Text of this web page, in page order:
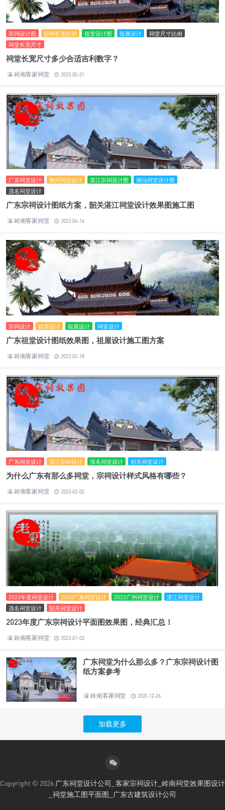
宗祠设计图 宗祠长宽比例 祖堂设计图 祖屋设计
祠堂尺寸比例
祠堂长宽尺寸
祠堂长宽尺寸多少合适吉利数字？
岭南客家祠堂 2023-05-31
广东祠堂设计 梅州祠堂设计 湛江宗祠设计图
潮汕祠堂设计图
茂名祠堂设计
广东宗祠设计图纸方案，韶关湛江祠堂设计效果图施工图
岭南客家祠堂 2023-04-16
宗祠设计 祖堂设计 祖屋设计 祠堂设计
广东祖堂设计图纸效果图，祖屋设计施工图方案
岭南客家祠堂 2023-03-18
广东祠堂设计 湛江宗祠设计 茂名祠堂设计 韶关祠堂设计
为什么广东有那么多祠堂，宗祠设计样式风格有哪些？
岭南客家祠堂 2023-02-05
2023年度祠堂设计 2023广东祠堂设计 2023广州祠堂设计
湛江祠堂设计
茂名祠堂设计
韶关祠堂设计
2023年度广东宗祠设计平面图效果图，经典汇总！
岭南客家祠堂 2023-01-03
广东祠堂为什么那么多？广东宗祠设计图
纸方案参考
岭南客家祠堂 2022-12-26
加载更多
Copyright © 2026 广东祠堂设计公司_客家宗祠设计_岭南祠堂效果图设计
_祠堂施工图平面图_广东古建筑设计公司